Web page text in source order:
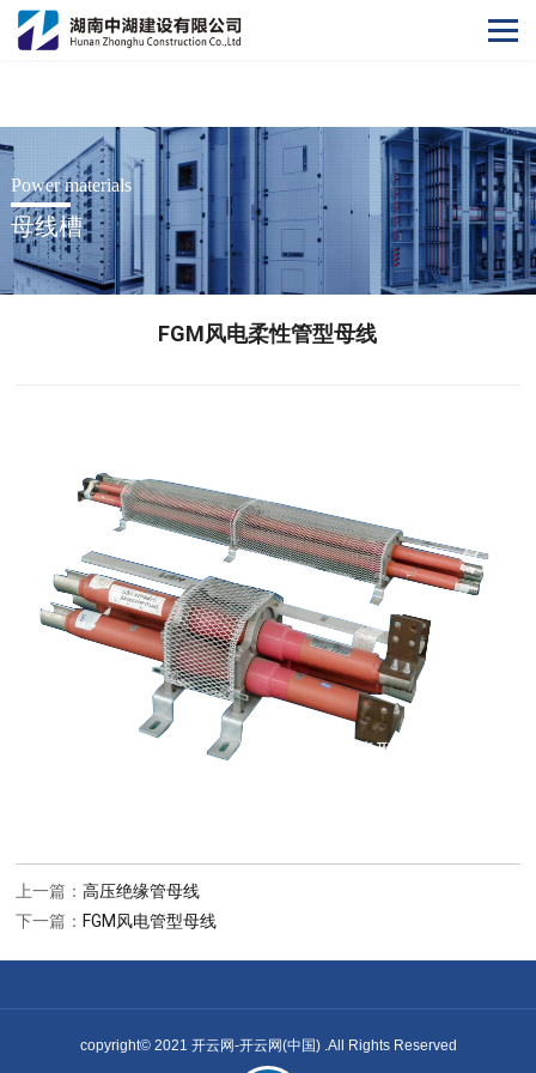
开云网
Power materials
母线槽
FGM风电柔性管型母线
上一篇：高压绝缘管母线
下一篇： FGM风电管型母线
copyright© 2021 开云网-开云网(中国) .All Rights Reserved